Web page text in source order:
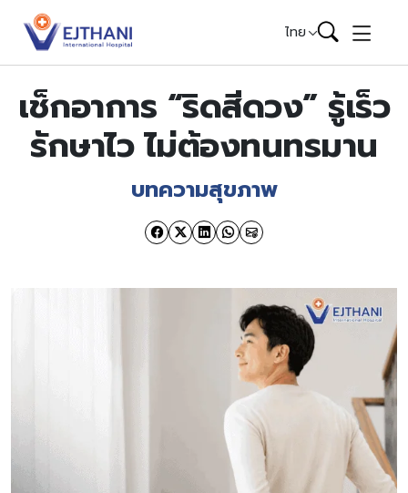
Skip to content
ไทย
เช็กอาการ “ริดสีดวง” รู้เร็ว
รักษาไว ไม่ต้องทนทรมาน
บทความสุขภาพ